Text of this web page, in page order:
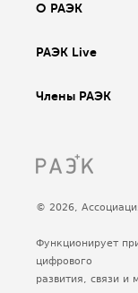
О РАЭК
РАЭК Live
Члены РАЭК
© 2026,
Функционирует
цифрового
развития, связи и